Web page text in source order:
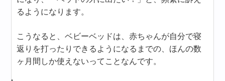
るようになります。
こうなると、ベビーベッドは、赤ちゃんが自分で寝
返りを打ったりできるようになるまでの、ほんの数
ヶ月間しか使えないってことなんです。